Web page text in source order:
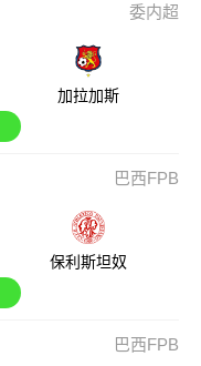
委内超
加拉加斯
巴西FPB
保利斯坦奴
巴西FPB